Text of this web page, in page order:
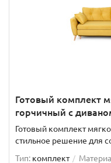
Готовый комплект
горчичный с
Готовый комплект
стильное решение для
Тип: комплект